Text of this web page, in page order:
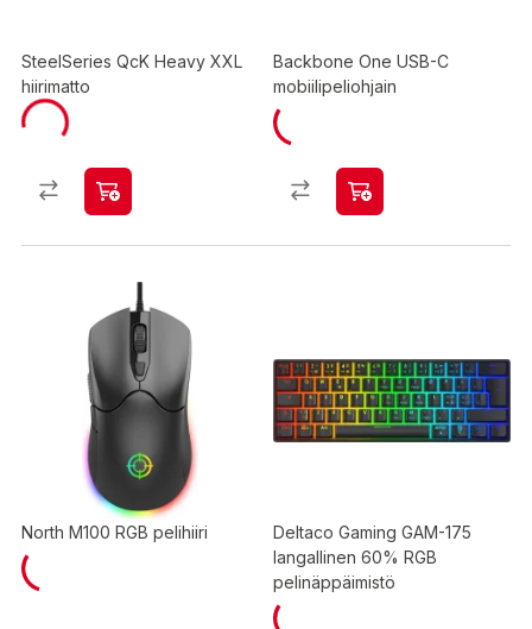
SteelSeries QcK Heavy XXL
hiirimatto
Backbone One USB-C
mobiilipeliohjain
North M100 RGB pelihiiri
Deltaco Gaming GAM-175
langallinen 60% RGB
pelinäppäimistö